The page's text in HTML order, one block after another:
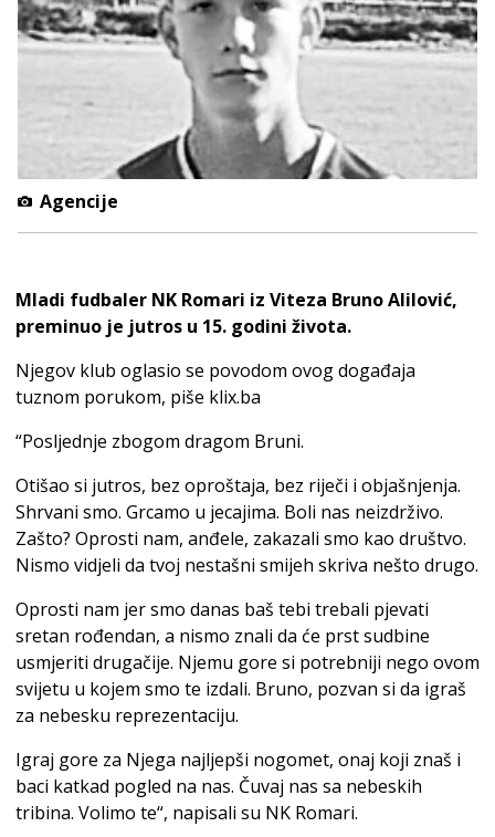
Agencije
Mladi fudbaler NK Romari iz Viteza Bruno Alilović,
preminuo je jutros u 15. godini života.
Njegov klub oglasio se povodom ovog događaja
tuznom porukom, piše klix.ba
“Posljednje zbogom dragom Bruni.
Otišao si jutros, bez oproštaja, bez riječi i objašnjenja.
Shrvani smo. Grcamo u jecajima. Boli nas neizdrživo.
Zašto? Oprosti nam, anđele, zakazali smo kao društvo.
Nismo vidjeli da tvoj nestašni smijeh skriva nešto drugo.
Oprosti nam jer smo danas baš tebi trebali pjevati
sretan rođendan, a nismo znali da će prst sudbine
usmjeriti drugačije. Njemu gore si potrebniji nego ovom
svijetu u kojem smo te izdali. Bruno, pozvan si da igraš
za nebesku reprezentaciju.
Igraj gore za Njega najljepši nogomet, onaj koji znaš i
baci katkad pogled na nas. Čuvaj nas sa nebeskih
tribina. Volimo te“, napisali su NK Romari.